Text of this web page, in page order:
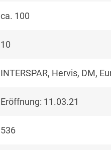
ca. 100
10
INTERSPAR, Hervis, DM,
Eröffnung: 11.03.21
536